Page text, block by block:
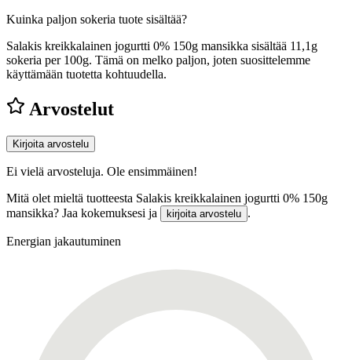
Kuinka paljon sokeria tuote sisältää?
Salakis kreikkalainen jogurtti 0% 150g mansikka sisältää 11,1g
sokeria per 100g. Tämä on melko paljon, joten suosittelemme
käyttämään tuotetta kohtuudella.
Arvostelut
Kirjoita arvostelu
Ei vielä arvosteluja. Ole ensimmäinen!
Mitä olet mieltä tuotteesta Salakis kreikkalainen jogurtti 0% 150g
mansikka? Jaa kokemuksesi ja
kirjoita arvostelu .
Energian jakautuminen